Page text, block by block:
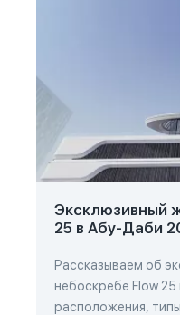
Эксклюзивный
25 в Абу-Даби
Рассказываем об
небоскребе Flow
расположения,